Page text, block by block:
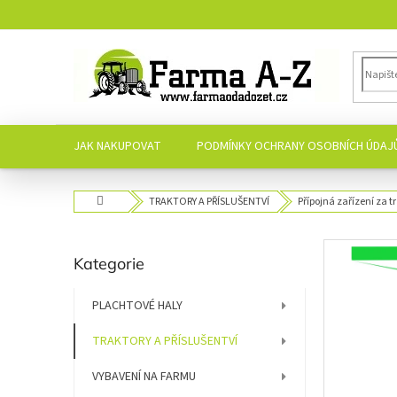
JAK NAKUPOVAT PODMÍNKY OCHRANY OSOBNÍCH
Domů TRAKTORY A PŘÍSLUŠENTVÍ Přípojná zařízení za
o
r
n
Přeskočit
Kategorie
PLACHTOVÉ HALY
TRAKTORY A PŘÍSLUŠENTVÍ
VYBAVENÍ NA FARMU